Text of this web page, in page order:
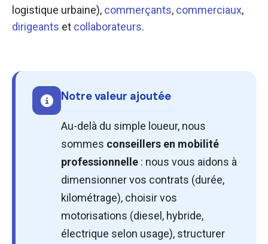
logistique urbaine), commerçants, commerciaux,
dirigeants et collaborateurs.
Notre valeur ajoutée
Au-delà du simple loueur, nous
sommes conseillers en mobilité
professionnelle : nous vous aidons à
dimensionner vos contrats (durée,
kilométrage), choisir vos
motorisations (diesel, hybride,
électrique selon usage), structurer